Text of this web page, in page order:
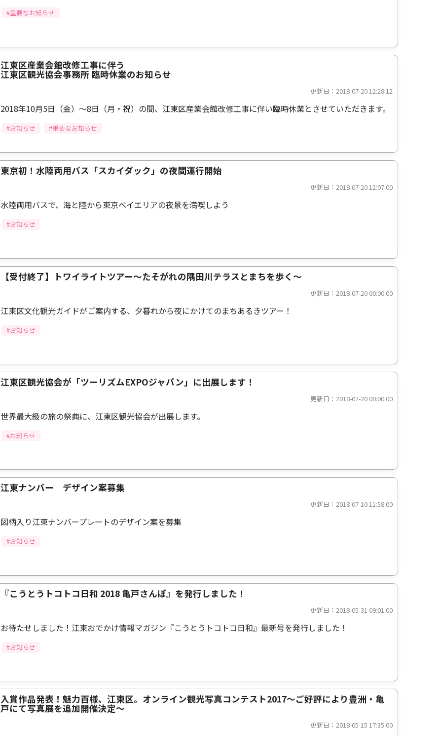
#重要なお知らせ
江東区産業会館改修工事に伴う
江東区観光協会事務所 臨時休業のお知らせ
更新日：2018-07-20 12:28:12
2018年10月5日（金）～8日（月・祝）の間、江東区産業会館改修工事に伴い臨時休業とさせていただきます。
#お知らせ #重要なお知らせ
東京初！水陸両用バス「スカイダック」の夜間運行開始
更新日：2018-07-20 12:07:00
水陸両用バスで、海と陸から東京ベイエリアの夜景を満喫しよう
#お知らせ
【受付終了】トワイライトツアー～たそがれの隅田川テラスとまちを歩く～
更新日：2018-07-20 00:00:00
江東区文化観光ガイドがご案内する、夕暮れから夜にかけてのまちあるきツアー！
#お知らせ
江東区観光協会が「ツーリズムEXPOジャパン」に出展します！
更新日：2018-07-20 00:00:00
世界最大級の旅の祭典に、江東区観光協会が出展します。
#お知らせ
江東ナンバー デザイン案募集
更新日：2018-07-10 11:58:00
図柄入り江東ナンバープレートのデザイン案を募集
#お知らせ
『こうとうトコトコ日和 2018 亀戸さんぽ』を発行しました！
更新日：2018-05-31 09:01:00
お待たせしました！江東おでかけ情報マガジン『こうとうトコトコ日和』最新号を発行しました！
#お知らせ
入賞作品発表！魅力百様、江東区。オンライン観光写真コンテスト2017～ご好評により豊洲・亀
戸にて写真展を追加開催決定～
更新日：2018-05-15 17:35:00